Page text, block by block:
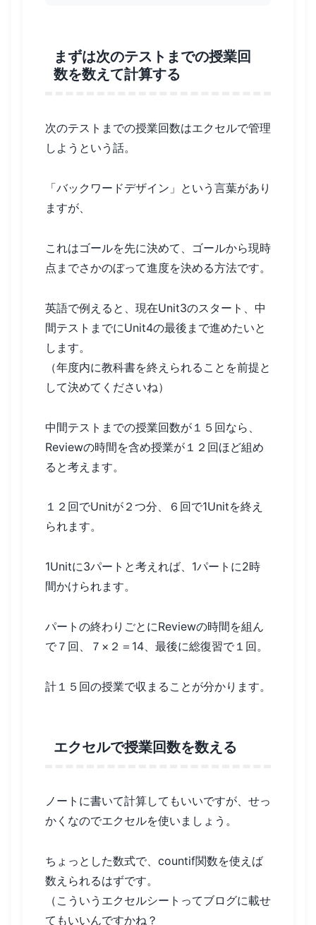
まずは次のテストまでの授業回
数を数えて計算する
次のテストまでの授業回数はエクセルで管理
しようという話。
「バックワードデザイン」という言葉があり
ますが、
これはゴールを先に決めて、ゴールから現時
点までさかのぼって進度を決める方法です。
英語で例えると、現在Unit3のスタート、中
間テストまでにUnit4の最後まで進めたいと
します。
（年度内に教科書を終えられることを前提と
して決めてくださいね）
中間テストまでの授業回数が１５回なら、
Reviewの時間を含め授業が１２回ほど組め
ると考えます。
１２回でUnitが２つ分、６回で1Unitを終え
られます。
1Unitに3パートと考えれば、1パートに2時
間かけられます。
パートの終わりごとにReviewの時間を組ん
で７回、７×２＝14、最後に総復習で１回。
計１５回の授業で収まることが分かります。
エクセルで授業回数を数える
ノートに書いて計算してもいいですが、せっ
かくなのでエクセルを使いましょう。
ちょっとした数式で、countif関数を使えば
数えられるはずです。
（こういうエクセルシートってブログに載せ
てもいいんですかね？